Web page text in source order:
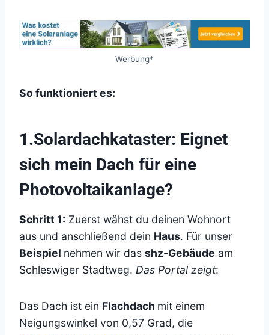
Werbung*
So funktioniert es:
1.Solardachkataster: Eignet
sich mein Dach für eine
Photovoltaikanlage?
Schritt 1: Zuerst wähst du deinen Wohnort
aus und anschließend dein Haus. Für unser
Beispiel nehmen wir das shz-Gebäude am
Schleswiger Stadtweg. Das Portal zeigt:
Das Dach ist ein Flachdach mit einem
Neigungswinkel von 0,57 Grad, die